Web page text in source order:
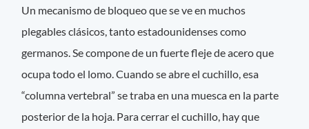
Un mecanismo de bloqueo que se ve en muchos
plegables clásicos, tanto estadounidenses como
germanos. Se compone de un fuerte fleje de acero que
ocupa todo el lomo. Cuando se abre el cuchillo, esa
“columna vertebral” se traba en una muesca en la parte
posterior de la hoja. Para cerrar el cuchillo, hay que